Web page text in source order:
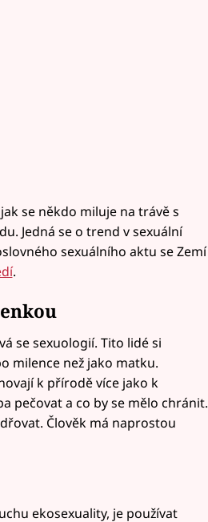
se někdo miluje na trávě s
Jedná se o trend v sexuální
sexuálního aktu se Zemí
.
se sexuologií. Tito lidé si
milence než jako matku.
k přírodě více jako k
pečovat a co by se mělo chránit.
Člověk má naprostou
ekosexuality, je používat